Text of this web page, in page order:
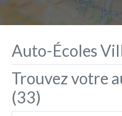
Auto-Écoles
Trouvez votre
(33)